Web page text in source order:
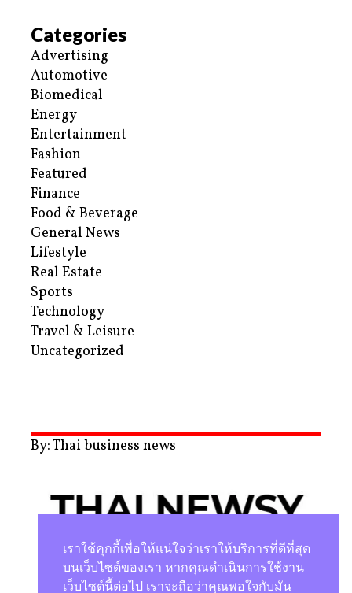
Categories
Advertising
Automotive
Biomedical
Energy
Entertainment
Fashion
Featured
Finance
Food & Beverage
General News
Lifestyle
Real Estate
Sports
Technology
Travel & Leisure
Uncategorized
By: Thai business news
นโยบายความเป็นส่วนตัว
เราใช้คุกกี้เพื่อให้แน่ใจว่าเราให้บริการที่ดีที่สุด
บนเว็บไซต์ของเรา หากคุณดำเนินการใช้งาน
เว็บไซต์นี้ต่อไป เราจะถือว่าคุณพอใจกับมัน